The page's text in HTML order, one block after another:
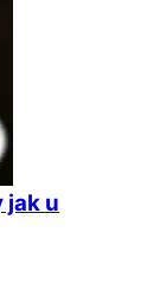
jak u